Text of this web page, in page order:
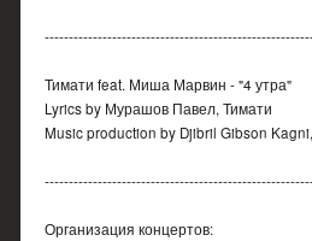
Тимати feat. Миша Марвин - "4 утра"
Lyrics by Мурашов Павел, Тимати
Music production by Djibril Gibson
Организация концертов: